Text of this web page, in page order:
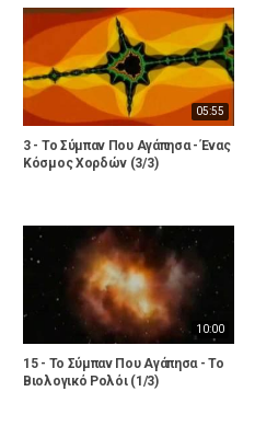
05:55
3 - Το Σύμπαν Που Αγάπησα - Ένας
Κόσμος Χορδών (3/3)
10:00
15 - Το Σύμπαν Που Αγάπησα - Το
Βιολογικό Ρολόι (1/3)